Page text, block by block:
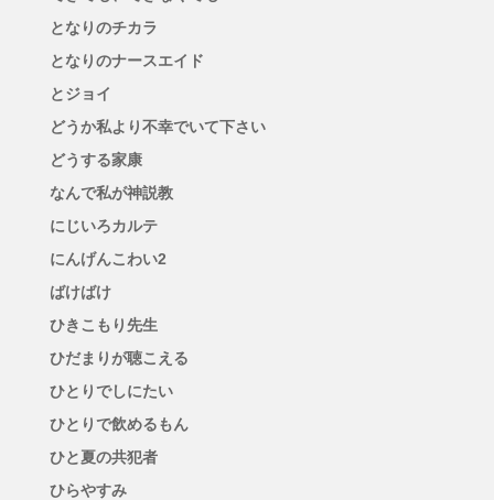
となりのチカラ
となりのナースエイド
とジョイ
どうか私より不幸でいて下さい
どうする家康
なんで私が神説教
にじいろカルテ
にんげんこわい2
ばけばけ
ひきこもり先生
ひだまりが聴こえる
ひとりでしにたい
ひとりで飲めるもん
ひと夏の共犯者
ひらやすみ